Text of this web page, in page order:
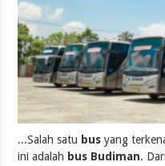
...Salah satu bus yang
ini adalah bus Budiman. Dari